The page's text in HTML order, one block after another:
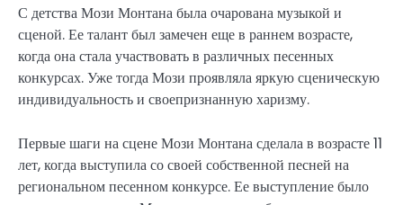
С детства Мози Монтана была очарована музыкой и
сценой. Ее талант был замечен еще в раннем возрасте,
когда она стала участвовать в различных песенных
конкурсах. Уже тогда Мози проявляла яркую сценическую
индивидуальность и своепризнанную харизму.
Первые шаги на сцене Мози Монтана сделала в возрасте 11
лет, когда выступила со своей собственной песней на
региональном песенном конкурсе. Ее выступление было